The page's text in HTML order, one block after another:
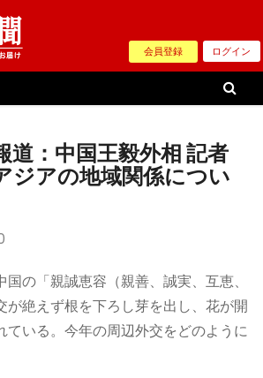
会員登録 ログイン
道：中国王毅外相 記者
ジアの地域関係につい
の「親誠恵容（親善、誠実、互恵、
が絶えず根を下ろし芽を出し、花が開
ている。今年の周辺外交をどのように